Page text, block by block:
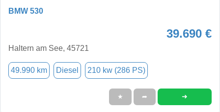
BMW 530
39.690 €
Haltern am See, 45721
49.990 km Diesel 210 kw (286 PS)
★ ➦ ➜